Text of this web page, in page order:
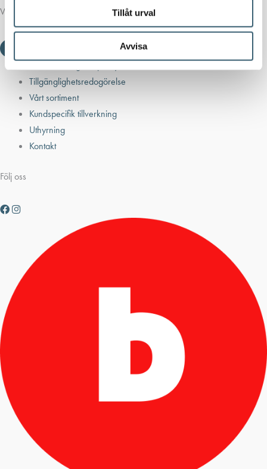
Tillåt urval
Avvisa
Viktiga länkar
Villkor & integritetspolicy
Tillgänglighetsredogörelse
Vårt sortiment
Kundspecifik tillverkning
Uthyrning
Kontakt
Följ oss